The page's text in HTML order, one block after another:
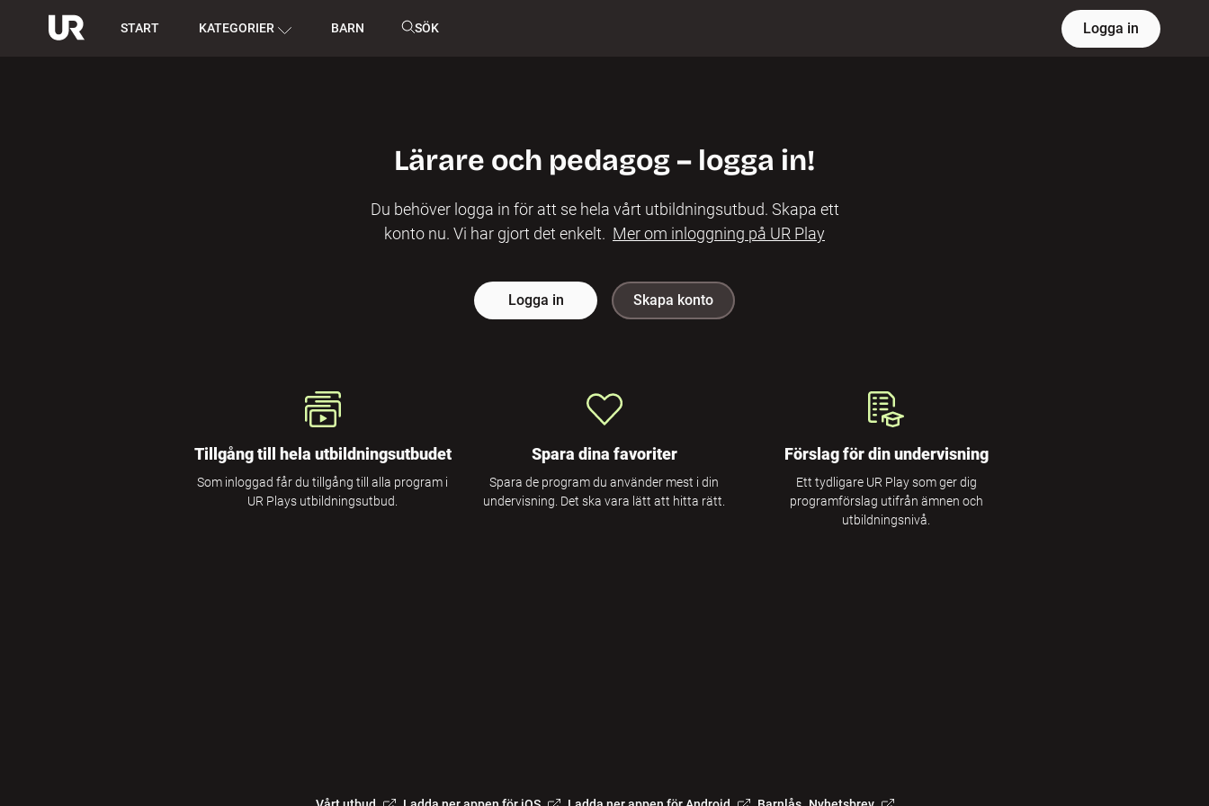
START KATEGORIER BARN SÖK Logga in
Lärare och pedagog – logga in!
Du behöver logga in för att se hela vårt utbildningsutbud. Skapa ett
konto nu. Vi har gjort det enkelt. Mer om inloggning på UR Play
Logga in Skapa konto
Tillgång till hela utbildningsutbudet
Som inloggad får du tillgång till alla program i
UR Plays utbildningsutbud.
Spara dina favoriter
Spara de program du använder mest i din
undervisning. Det ska vara lätt att hitta rätt.
Förslag för din undervisning
Ett tydligare UR Play som ger dig
programförslag utifrån ämnen och
utbildningsnivå.